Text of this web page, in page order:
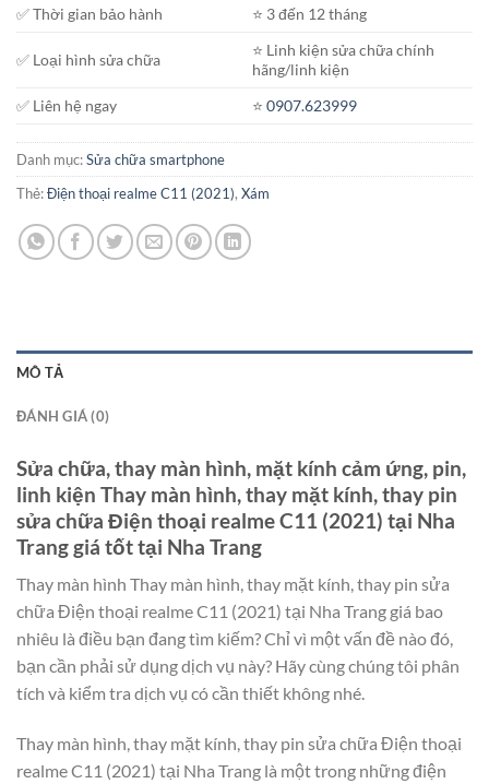
✅ Thời gian bảo hành
⭐️ 3 đến 12 tháng
✅ Loại hình sửa chữa
⭐️ Linh kiện sửa chữa chính
hãng/linh kiện
✅ Liên hệ ngay
⭐️0907.623999
Danh mục:Sửa chữa smartphone
Thẻ:Điện thoại realme C11 (2021), Xám
MÔ TẢ
ĐÁNH GIÁ (0)
Sửa chữa, thay màn hình, mặt kính cảm ứng, pin,
linh kiện Thay màn hình, thay mặt kính, thay pin
sửa chữa Điện thoại realme C11 (2021) tại Nha
Trang giá tốt tại Nha Trang
Thay màn hình Thay màn hình, thay mặt kính, thay pin sửa
chữa Điện thoại realme C11 (2021) tại Nha Trang giá bao
nhiêu là điều bạn đang tìm kiếm? Chỉ vì một vấn đề nào đó,
bạn cần phải sử dụng dịch vụ này? Hãy cùng chúng tôi phân
tích và kiểm tra dịch vụ có cần thiết không nhé.
Thay màn hình, thay mặt kính, thay pin sửa chữa Điện thoại
realme C11 (2021) tại Nha Trang là một trong những điện